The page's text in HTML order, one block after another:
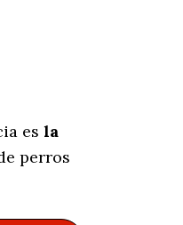
es la
perros